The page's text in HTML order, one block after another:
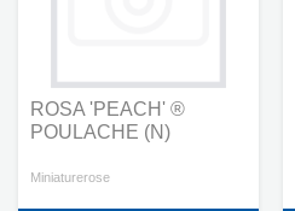
ROSA 'PEACH' ®
POULACHE (N)
Miniaturerose